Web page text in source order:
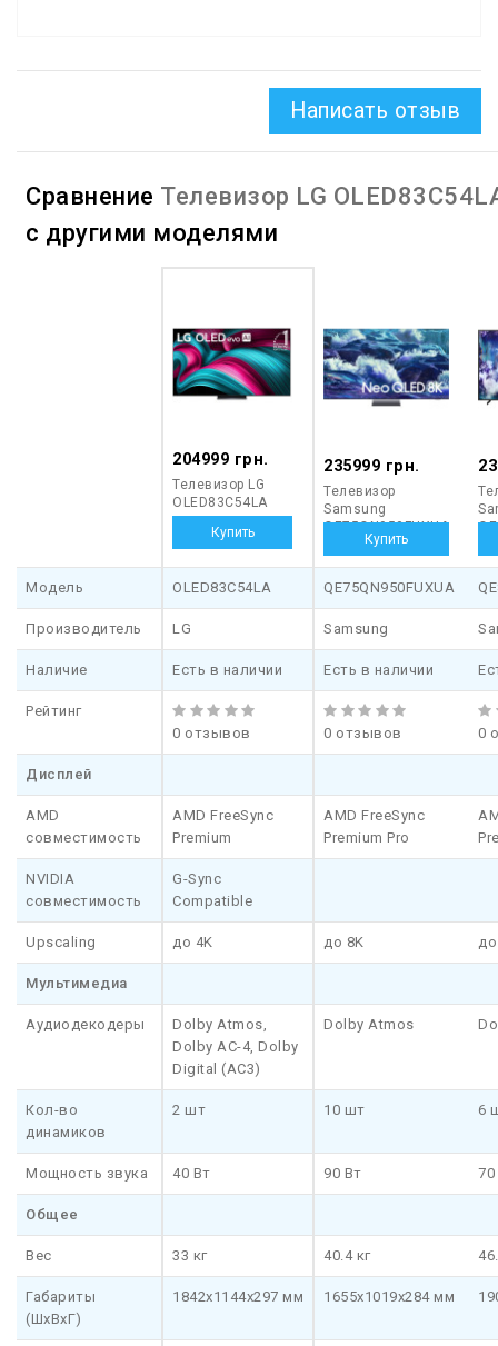
Написать отзыв
Сравнение Телевизор LG
с другими моделями
204999 грн.
Телевизор LG
OLED83C54LA
235999 грн.
Телевизор
Samsung
QE75QN950FUXUA
Модель OLED83C54LA QE75QN950FUXUA
Производитель LG Samsung
Наличие Есть в наличии Есть в наличии
Рейтинг
0 отзывов
0 отзывов 0
Дисплей
AMD
совместимость
AMD FreeSync
Premium
AMD FreeSync
Premium Pro
NVIDIA
совместимость
G-Sync
Compatible
Upscaling до 4K до 8K
Мультимедиа
Аудиодекодеры
Dolby Atmos,
Dolby AC-4, Dolby
Digital (AC3)
Dolby Atmos
Кол-во
динамиков
2 шт 10 шт 6
Мощность звука 40 Вт 90 Вт 70
Общее
Вес 33 кг 40.4 кг
Габариты
(ШхВхГ)
1842x1144x297 мм 1655x1019x284 мм